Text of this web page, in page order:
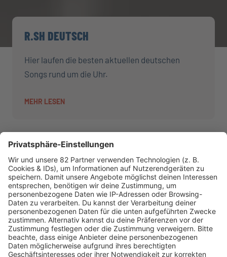
R.SH DEUTSCH
Hier laufen die besten aktuellen deutschen
Songs rund um die Uhr.
MEHR LESEN
AKTIONEN
R.SH hilft helfen-Stiftung!
AKTUELL
Aktuelles von den R.SH Schleswig-Holstein-Reportern